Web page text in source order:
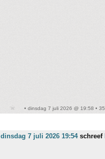
• dinsdag 7 juli 2026 @ 19:58 • 35
dinsdag 7 juli 2026 19:54schreef